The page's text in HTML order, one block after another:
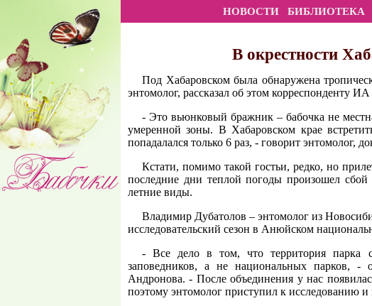
НОВОСТИ БИБЛИОТЕКА
В окрестности
Под Хабаровском была обнаружена
энтомолог, рассказал об этом корреспонденту
- Это вьюнковый бражник – бабочка не
умеренной зоны. В Хабаровском крае
попадалался только 6 раз, - говорит энтомолог,
Кстати, помимо такой гостьи, редко, но
последние дни теплой погоды произошел
летние виды.
Владимир Дубатолов – энтомолог из
исследовательский сезон в Анюйском
- Все дело в том, что территория парка
заповедников, а не национальных парков, -
Андронова. - После объединения у нас
поэтому энтомолог приступил к исследованию